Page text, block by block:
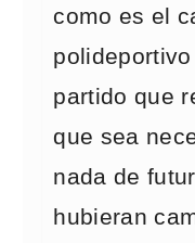
como es el
partido que
que sea
nada de
hubieran